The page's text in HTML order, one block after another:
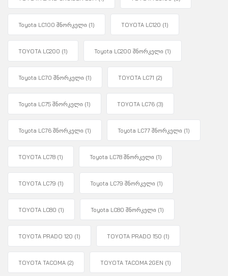
Toyota LC100 შნორკელი (1) TOYOTA LC120 (1)
TOYOTA LC200 (1) Toyota LC200 შნორკელი (1)
Toyota LC70 შნორკელი (1) TOYOTA LC71 (2)
Toyota LC75 შნორკელი (1) TOYOTA LC76 (3)
Toyota LC76 შნორკელი (1) Toyota LC77 შნორკელი (1)
TOYOTA LC78 (1) Toyota LC78 შნორკელი (1)
TOYOTA LC79 (1) Toyota LC79 შნორკელი (1)
TOYOTA LC80 (1) Toyota LC80 შნორკელი (1)
TOYOTA PRADO 120 (1) TOYOTA PRADO 150 (1)
TOYOTA TACOMA (2) TOYOTA TACOMA 2GEN (1)